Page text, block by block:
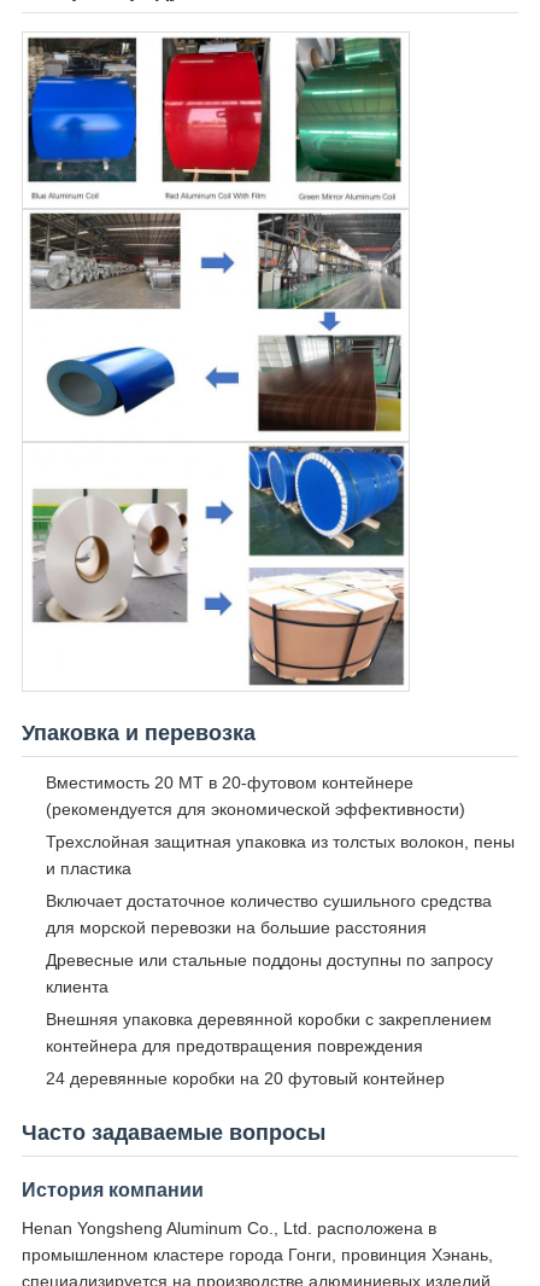
Упаковка и перевозка
Вместимость 20 МТ в 20-футовом контейнере
(рекомендуется для экономической эффективности)
Трехслойная защитная упаковка из толстых волокон, пены
и пластика
Включает достаточное количество сушильного средства
для морской перевозки на большие расстояния
Древесные или стальные поддоны доступны по запросу
клиента
Внешняя упаковка деревянной коробки с закреплением
контейнера для предотвращения повреждения
24 деревянные коробки на 20 футовый контейнер
Часто задаваемые вопросы
История компании
Henan Yongsheng Aluminum Co., Ltd. расположена в
промышленном кластере города Гонги, провинция Хэнань,
специализируется на производстве алюминиевых изделий,